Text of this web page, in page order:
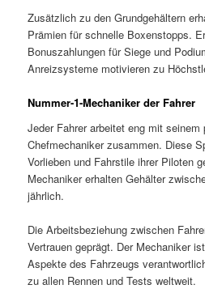
Zusätzlich zu den Grundgehältern
Prämien für schnelle Boxenstopps.
Bonuszahlungen für Siege und
Anreizsysteme motivieren zu
Nummer-1-Mechaniker der Fahrer
Jeder Fahrer arbeitet eng mit seinem
Chefmechaniker zusammen. Diese
Vorlieben und Fahrstile ihrer Piloten
Mechaniker erhalten Gehälter
jährlich.
Die Arbeitsbeziehung zwischen
Vertrauen geprägt. Der Mechaniker
Aspekte des Fahrzeugs
zu allen Rennen und Tests weltweit.